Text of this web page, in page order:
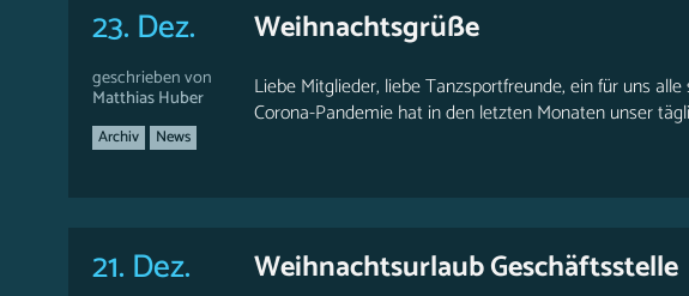
23. Dez.
geschrieben von
Matthias Huber
Archiv News
Weihnachtsgrüße
Liebe Mitglieder, liebe Tanzsportfreunde, ein für uns
Corona-Pandemie hat in den letzten Monaten unser
21. Dez. Weihnachtsurlaub Geschäftsstelle